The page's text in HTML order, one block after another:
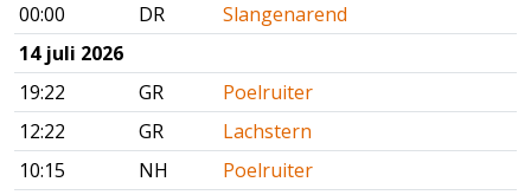
00:00
DR
Slangenarend
14 juli 2026
19:22
GR
Poelruiter
12:22
GR
Lachstern
10:15
NH
Poelruiter